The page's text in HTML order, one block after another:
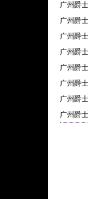
广州爵
广州爵
广州爵
广州爵
广州爵
广州爵
广州爵
广州爵